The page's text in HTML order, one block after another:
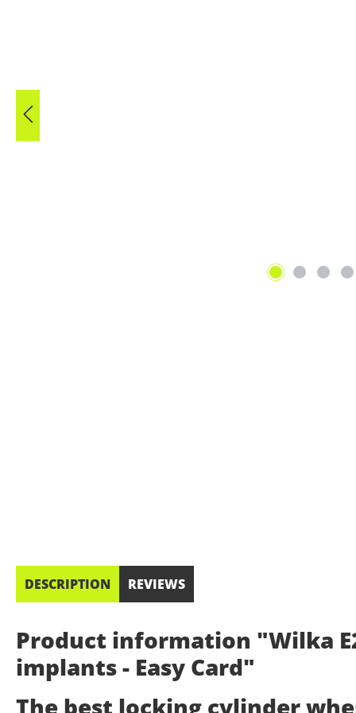
DESCRIPTION REVIEWS
Product information "Wilka
implants - Easy Card"
The best locking cylinder